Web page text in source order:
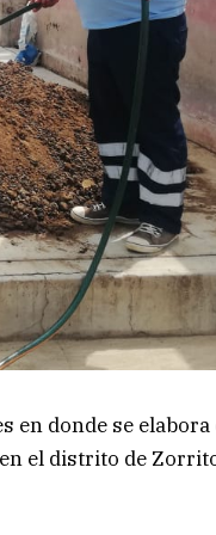
en donde se elabora
el distrito de